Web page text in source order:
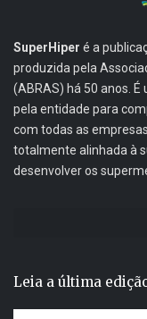
SuperHiper é a
produzida pela
(ABRAS) há 50 anos.
pela entidade para
com todas as
totalmente alinhada à
desenvolver os
Leia a última